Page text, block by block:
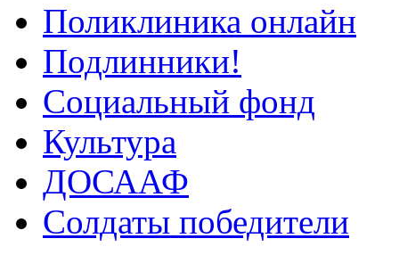
Поликлиника онлайн
Подлинники!
Социальный фонд
Культура
ДОСААФ
Солдаты победители